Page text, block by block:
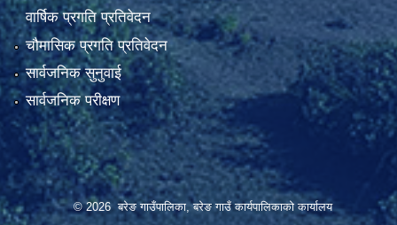
वार्षिक प्रगति प्रतिवेदन
चौमासिक प्रगति प्रतिवेदन
सार्वजनिक सुनुवाई
सार्वजनिक परीक्षण
© 2026 बरेङ गाउँपालिका, बरेङ गाउँ कार्यपालिकाको कार्यालय